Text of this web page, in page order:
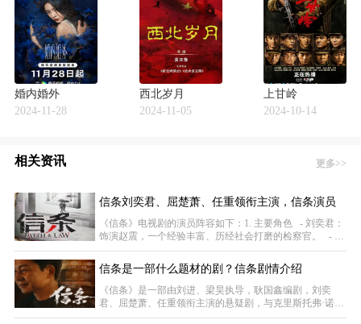
婚内婚外
2024-11-28
西北岁月
2024-11-05
上甘岭
2024-10-14
相关资讯 更多>>
信条刘奕君、屈楚萧、任重领衔主演，信条演员
阵容介绍
《信条》电视剧的演员阵容如下：1. 主要角色 - 刘奕君：
饰演赵震，一个经验丰富、历经社会打磨的检察官。 - 屈
楚萧：饰演杨森，一个初出茅庐、充满热血和理想的青年
检察官 - 闫妮：饰演吴娟，剧中的重要角色之一，她的角
色定位和具体情节尚未详细公布。 - 任重：饰演成为民，
另一位重要的检察官角色，其价值观和
信条是一部什么题材的剧？信条剧情介绍
《信条》是一部由刘进、梁昊执导，耿国鑫编剧，刘奕
君、屈楚萧、任重领衔主演的悬疑剧，与克里斯托弗·诺兰
执导的电影《信条》不同。电视剧《信条》讲述了两位价